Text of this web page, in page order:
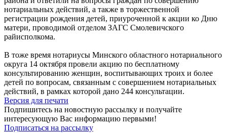
нотариальных действий, а также в торжественной
регистрации рождения детей, приуроченной к акции ко Дню
матери, проводимой отделом ЗАГС Смолевичского
райисполкома.
В тоже время нотариусы Минского областного нотариального
округа 14 октября провели акцию по бесплатному
консультированию женщин, воспитывающих троих и более
детей по вопросам, связанным с совершением нотариальных
действий, в рамках которой дано 244 консультации.
Версия для печати
Подпишитесь на новостную рассылку и получайте
интересующую Вас информацию первыми!
Подписаться на рассылку